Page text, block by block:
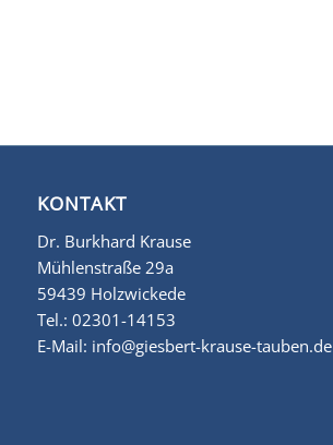
KONTAKT
Dr. Burkhard Krause
Mühlenstraße 29a
59439 Holzwickede
Tel.: 02301-14153
E-Mail: info@giesbert-krause-tauben.de